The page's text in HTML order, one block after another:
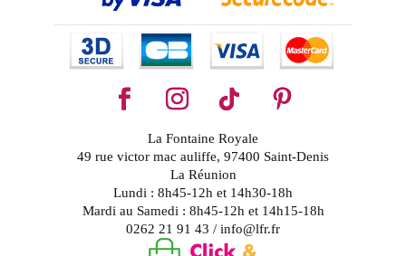
La Fontaine Royale
49 rue victor mac auliffe, 97400 Saint-Denis
La Réunion
Lundi : 8h45-12h et 14h30-18h
Mardi au Samedi : 8h45-12h et 14h15-18h
0262 21 91 43 / info@lfr.fr